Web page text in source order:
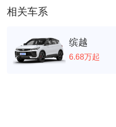
相关车系
缤越
6.68万起